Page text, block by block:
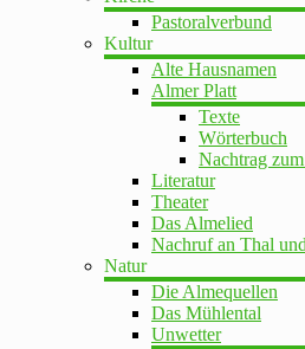
Pastoralverbund
Kultur
Alte Hausnamen
Almer Platt
Texte
Wörterbuch
Nachtrag
Literatur
Theater
Das Almelied
Nachruf an Thal
Natur
Die Almequellen
Das Mühlental
Unwetter